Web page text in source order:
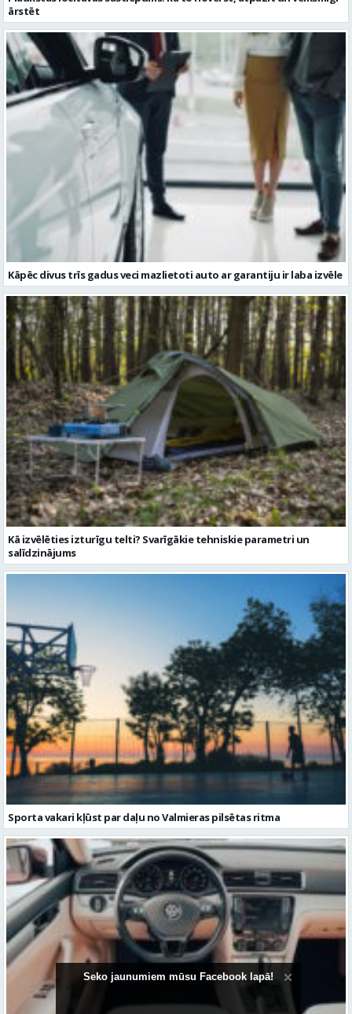
Kāpēc divus trīs gadus veci mazlietoti auto ar garantiju ir laba izvēle
Kā izvēlēties izturīgu telti? Svarīgākie tehniskie parametri un
salīdzinājums
Sporta vakari kļūst par daļu no Valmieras pilsētas ritma
Volkswagen Passat uzturēšana: praktiska pieeja ilgākam
kalpošanas laikam
Seko jaunumiem mūsu Facebook lapā!